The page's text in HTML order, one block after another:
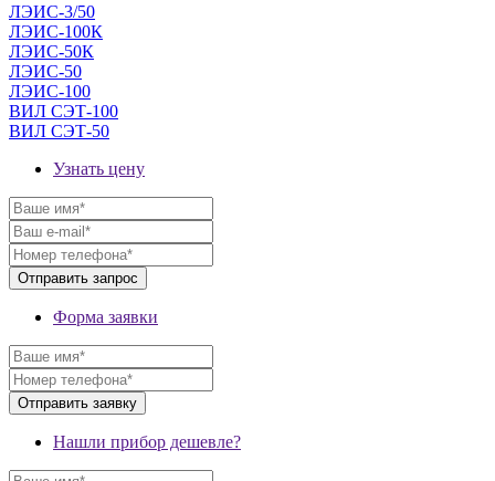
ЛЭИС-3/50
ЛЭИС-100К
ЛЭИС-50К
ЛЭИС-50
ЛЭИС-100
ВИЛ СЭТ-100
ВИЛ СЭТ-50
Узнать цену
Форма заявки
Нашли прибор дешевле?